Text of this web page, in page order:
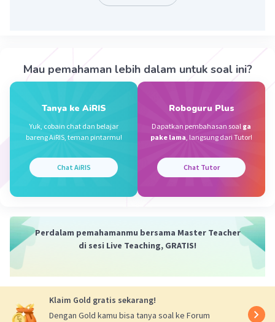
Beri Rating
Mau pemahaman lebih dalam untuk soal ini?
Tanya ke AiRIS
Yuk, cobain chat dan belajar
bareng AiRIS, teman pintarmu!
Chat AiRIS
Roboguru Plus
Dapatkan pembahasan soal ga
pake lama, langsung dari Tutor!
Chat Tutor
Perdalam pemahamanmu bersama Master Teacher
di sesi Live Teaching, GRATIS!
Klaim Gold gratis sekarang!
Dengan Gold kamu bisa tanya soal ke Forum